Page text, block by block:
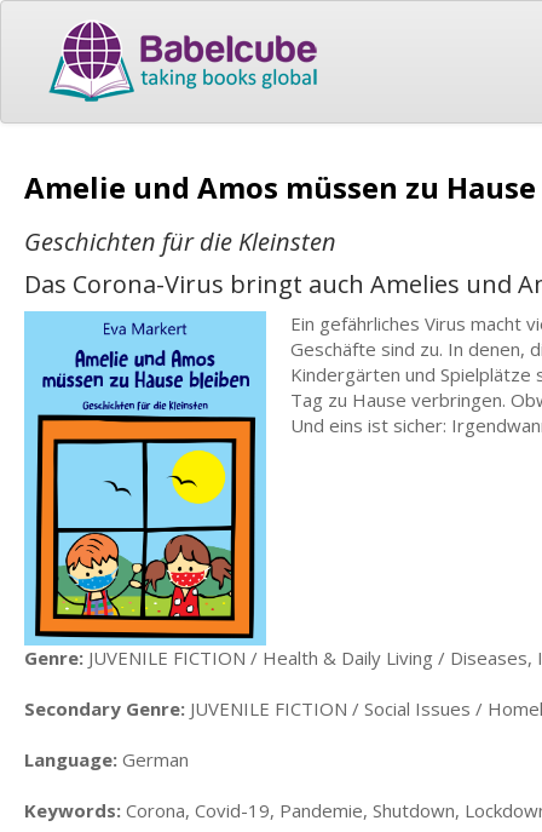
Amelie und Amos müssen zu
Geschichten für die Kleinsten
Das Corona-Virus bringt auch Amelies und
Ein gefährliches Virus macht
Geschäfte sind zu. In denen,
Kindergärten und Spielplätze
Tag zu Hause verbringen.
Und eins ist sicher:
Genre: JUVENILE FICTION / Health & Daily Living /
Secondary Genre: JUVENILE FICTION / Social Issues /
Language: German
Keywords: Corona, Covid-19, Pandemie, Shutdown,